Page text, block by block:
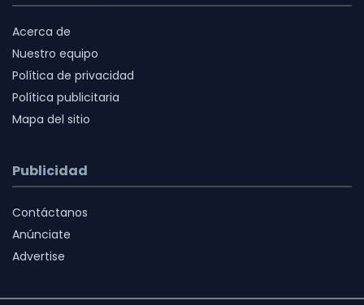
Acerca de
Nuestro equipo
Política de privacidad
Política publicitaria
Mapa del sitio
Publicidad
Contáctanos
Anúnciate
Advertise